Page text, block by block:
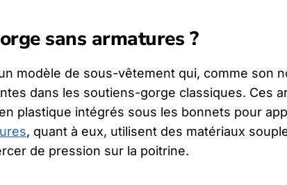
sans armatures ?
modèle de sous-vêtement qui, comme son
dans les soutiens-gorge classiques. Ces
plastique intégrés sous les bonnets pour
, quant à eux, utilisent des matériaux
de pression sur la poitrine.